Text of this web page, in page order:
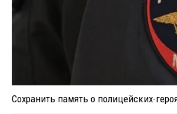
Сохранить память о полицейских-